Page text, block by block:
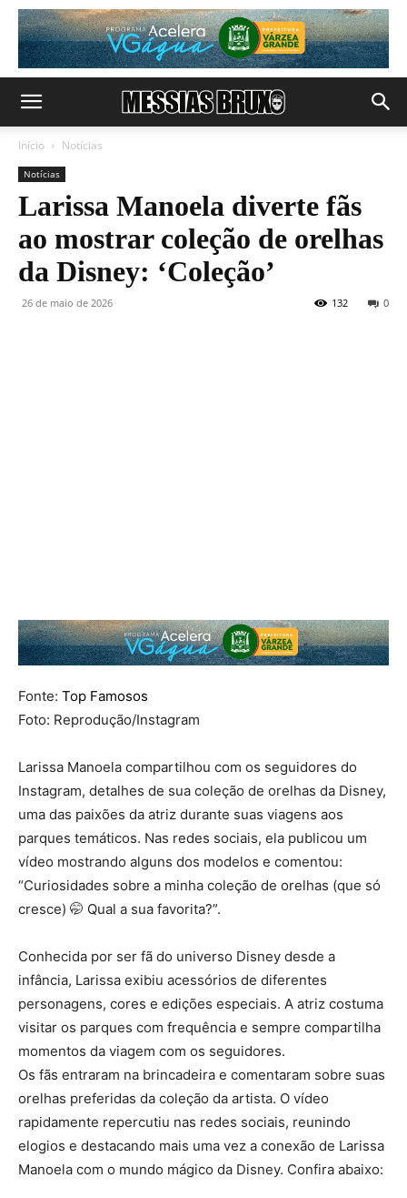
Início Notícias
Notícias
Larissa Manoela diverte fãs
ao mostrar coleção de orelhas
da Disney: ‘Coleção’
26 de maio de 2026 0
132
Fonte: Top Famosos
Foto: Reprodução/Instagram
Larissa Manoela compartilhou com os seguidores do
Instagram, detalhes de sua coleção de orelhas da Disney,
uma das paixões da atriz durante suas viagens aos
parques temáticos. Nas redes sociais, ela publicou um
vídeo mostrando alguns dos modelos e comentou:
“Curiosidades sobre a minha coleção de orelhas (que só
cresce) 🤭 Qual a sua favorita?”.
Conhecida por ser fã do universo Disney desde a
infância, Larissa exibiu acessórios de diferentes
personagens, cores e edições especiais. A atriz costuma
visitar os parques com frequência e sempre compartilha
momentos da viagem com os seguidores.
Os fãs entraram na brincadeira e comentaram sobre suas
orelhas preferidas da coleção da artista. O vídeo
rapidamente repercutiu nas redes sociais, reunindo
elogios e destacando mais uma vez a conexão de Larissa
Manoela com o mundo mágico da Disney. Confira abaixo: